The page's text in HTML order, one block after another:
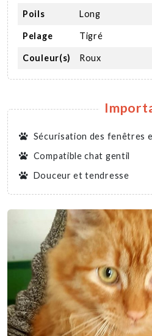
Poils Long
Pelage Tigré
Couleur(s) Roux
Sécurisation des fenêtres
Compatible chat gentil
Douceur et tendresse